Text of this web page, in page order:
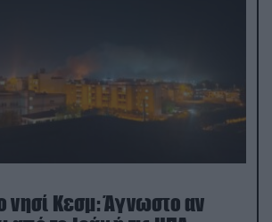
νησί Κεσμ: Άγνωστο αν